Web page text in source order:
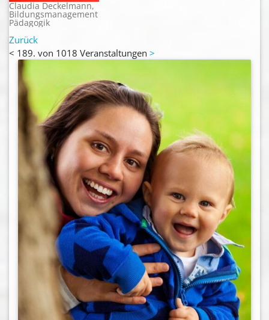
Claudia Deckelmann,
Bildungsmanagement
Pädagogik
Zurück
< 189. von 1018 Veranstaltungen >